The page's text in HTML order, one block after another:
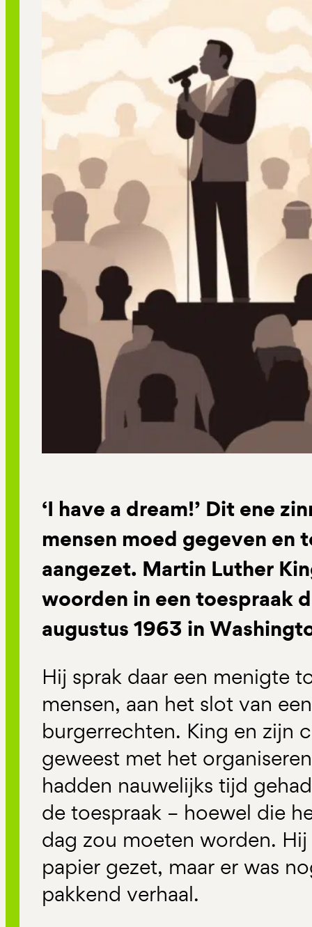
‘I have a dream!’ Dit ene
mensen moed gegeven
aangezet. Martin Luther
woorden in een toespraak
augustus 1963 in
Hij sprak daar een menigte
mensen, aan het slot van
burgerrechten. King en zijn
geweest met het
hadden nauwelijks tijd
de toespraak – hoewel die
dag zou moeten worden.
papier gezet, maar er was
pakkend verhaal.